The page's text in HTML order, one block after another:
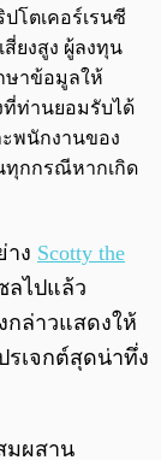
โตเคอร์เรนซี
ยงสูง ผู้ลงทุน
ษาข้อมูลให้
ที่ท่านยอมรับได้
พนักงานของ
ทุกกรณีหากเกิด
าง Scotty the
ลไปแล้ว
กล่าวแสดงให้
เจกต์สุดน่าทึ่ง
มผสาน